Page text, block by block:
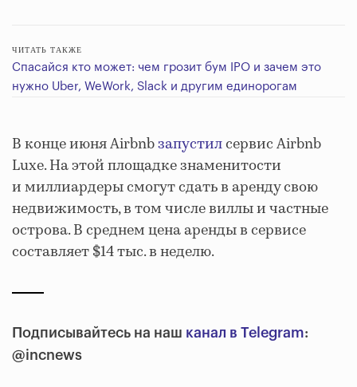
ЧИТАТЬ ТАКЖЕ
Спасайся кто может: чем грозит бум IPO и зачем это
нужно Uber, WeWork, Slack и другим единорогам
В конце июня Airbnbзапустилсервис Airbnb
Luxe. На этой площадке знаменитости
и миллиардеры смогут сдать в аренду свою
недвижимость, в том числе виллы и частные
острова. В среднем цена аренды в сервисе
составляет $14 тыс. в неделю.
Подписывайтесь на наш канал в Telegram:
@incnews